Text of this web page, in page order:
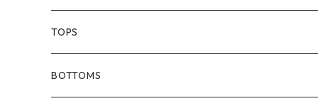
TOPS
BOTTOMS